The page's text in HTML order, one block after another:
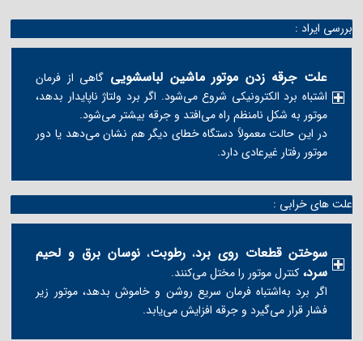
بررسی ایراد :
علت جرقه زدن موتور ماشین لباسشویی گاهی از فرمان
اشتباه برد الکترونیکی شروع می‌شود. اگر برد ولتاژ ناپایدار بدهد،
موتور به شکل نامنظم راه می‌افتد و جرقه بیشتر می‌شود.
در این حالت معمولاً دستگاه خطای دیگر هم نشان می‌دهد یا دور
موتور رفتار غیرعادی دارد.
علت های خرابی :
سوختن قطعات روی برد، رطوبت، نوسان برق و لحیم
سرد، کنترل موتور را مختل می‌کنند.
اگر برد به‌اشتباه فرمان سریع روشن و خاموش بدهد، موتور زیر
فشار قرار می‌گیرد و جرقه افزایش می‌یابد.